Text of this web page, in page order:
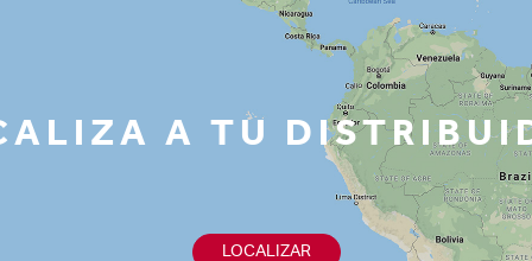
A TU
LOCALIZAR